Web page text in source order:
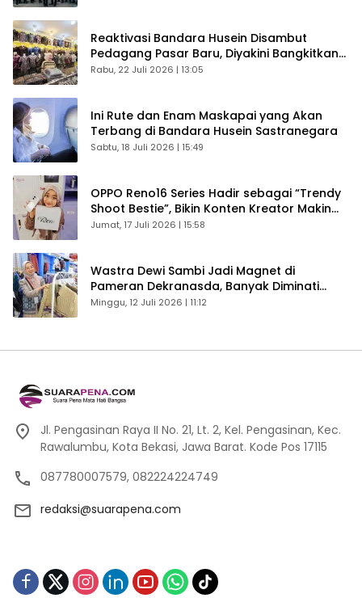
Reaktivasi Bandara Husein Disambut
Pedagang Pasar Baru, Diyakini Bangkitkan
Kembali Ekonomi Bandung
Rabu, 22 Juli 2026 | 13:05
Ini Rute dan Enam Maskapai yang Akan
Terbang di Bandara Husein Sastranegara
Sabtu, 18 Juli 2026 | 15:49
OPPO Reno16 Series Hadir sebagai “Trendy
Shoot Bestie”, Bikin Konten Kreator Makin
Betah
Jumat, 17 Juli 2026 | 15:58
Wastra Dewi Sambi Jadi Magnet di
Pameran Dekranasda, Banyak Diminati
Pengunjung
Minggu, 12 Juli 2026 | 11:12
Jl. Pengasinan Raya II No. 21, Lt. 2, Kel. Pengasinan, Kec.
Rawalumbu, Kota Bekasi, Jawa Barat. Kode Pos 17115
087780007579, 082224224749
redaksi@suarapena.com